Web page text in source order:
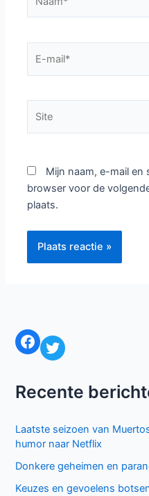
mail*
Mijn naam, e-mail en
browser voor de
plaats.
Facebook Twitter
Recente
Laatste seizoen van
humor naar Netflix
Donkere geheimen en
Keuzes en gevoelens